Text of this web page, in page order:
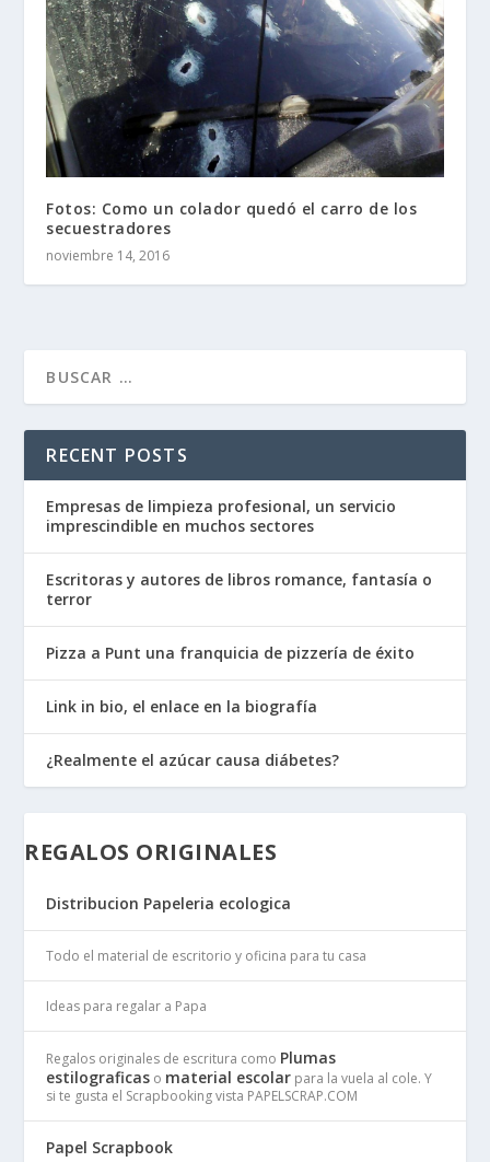
Fotos: Como un colador quedó el carro de los
secuestradores
noviembre 14, 2016
RECENT POSTS
Empresas de limpieza profesional, un servicio
imprescindible en muchos sectores
Escritoras y autores de libros romance, fantasía o
terror
Pizza a Punt una franquicia de pizzería de éxito
Link in bio, el enlace en la biografía
¿Realmente el azúcar causa diábetes?
REGALOS ORIGINALES
Distribucion Papeleria ecologica
Todo el material de escritorio y oficina para tu casa
Ideas para regalar a Papa
Regalos originales de escritura como Plumas
estilograficas o material escolar para la vuela al cole. Y
si te gusta el Scrapbooking vista PAPELSCRAP.COM
Papel Scrapbook